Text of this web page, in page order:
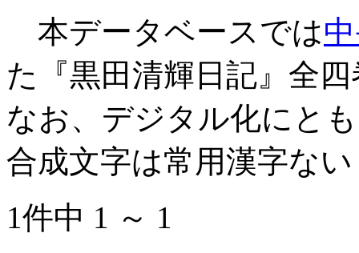
本データベースでは
た『黒田清輝日記』全
なお、デジタル化にと
合成文字は常用漢字な
1件中 1 ～ 1